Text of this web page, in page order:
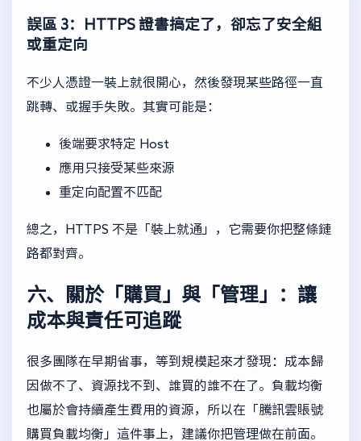
誤區 3：HTTPS 證書搞定了，卻忘了安全組
或重定向
不少人憑證一裝上就很開心，然後發現某些路徑一直
跳轉、或握手失敗。其實可能是：
後端要求特定 Host
應用只接受某些來源
重定向配置不匹配
總之，HTTPS 不是「裝上就通」，它需要你把整條鏈
路都對齊。
六、關於「購買」與「管理」：讓
成本與責任可追蹤
很多團隊在早期省事，等到規模起來才發現：成本歸
因做不了、資源找不到、誰買的誰不在了。負載均衡
也屬於會持續產生費用的資源，所以在「騰訊雲賬號
購買負載均衡」這件事上，建議你把管理做在前面。